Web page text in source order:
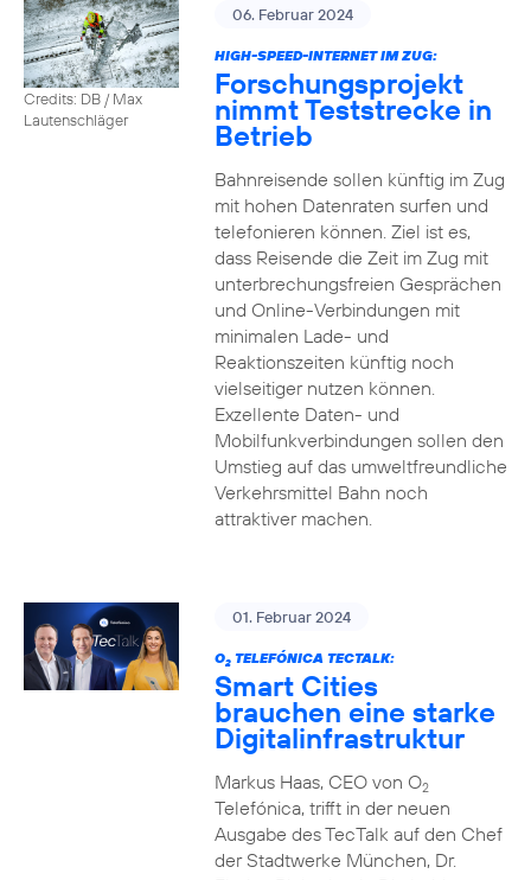
Credits: DB / Max
Lautenschläger
06. Februar 2024
HIGH-SPEED-INTERNET IM ZUG:
Forschungsprojekt
nimmt Teststrecke in
Betrieb
Bahnreisende sollen künftig im Zug
mit hohen Datenraten surfen und
telefonieren können. Ziel ist es,
dass Reisende die Zeit im Zug mit
unterbrechungsfreien Gesprächen
und Online-Verbindungen mit
minimalen Lade- und
Reaktionszeiten künftig noch
vielseitiger nutzen können.
Exzellente Daten- und
Mobilfunkverbindungen sollen den
Umstieg auf das umweltfreundliche
Verkehrsmittel Bahn noch
attraktiver machen.
01. Februar 2024
O2TELEFÓNICA TECTALK:
Smart Cities
brauchen eine starke
Digitalinfrastruktur
Markus Haas, CEO von O2
Telefónica, trifft in der neuen
Ausgabe des TecTalk auf den Chef
der Stadtwerke München, Dr.